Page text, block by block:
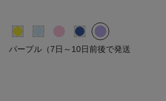
パープル（7日～10日前後で発送